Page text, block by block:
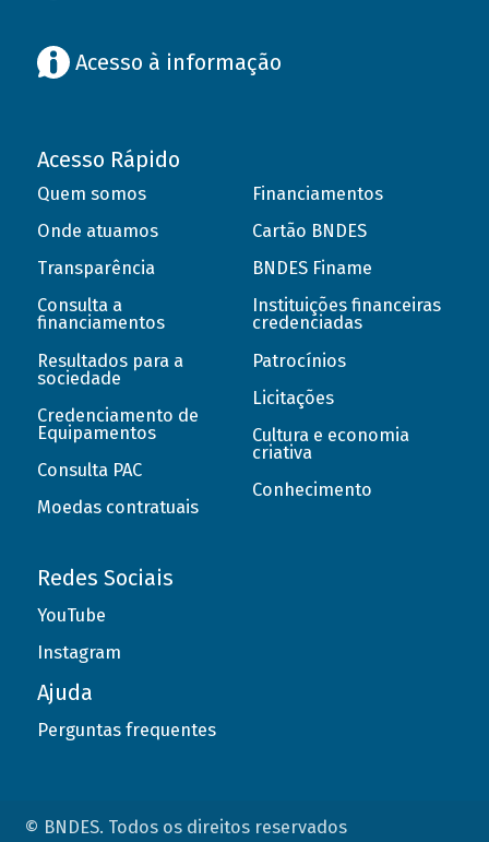
Acesso à informação
Acesso Rápido
Quem somos
Onde atuamos
Transparência
Consulta a
financiamentos
Resultados para a
sociedade
Credenciamento de
Equipamentos
Consulta PAC
Moedas contratuais
Financiamentos
Cartão BNDES
BNDES Finame
Instituições financeiras
credenciadas
Patrocínios
Licitações
Cultura e economia
criativa
Conhecimento
Redes Sociais
YouTube
Instagram
Ajuda
Perguntas frequentes
© BNDES. Todos os direitos reservados